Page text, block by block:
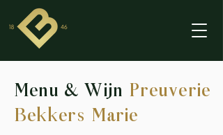
Menu & Wijn Preuverie
Bekkers Marie